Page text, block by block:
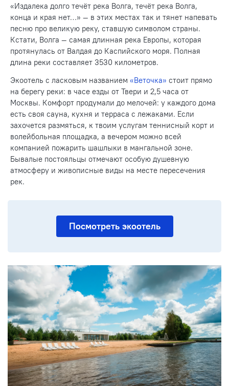
«Издалека долго течёт река Волга, течёт река Волга,
конца и края нет…» — в этих местах так и тянет напевать
песню про великую реку, ставшую символом страны.
Кстати, Волга — самая длинная река Европы, которая
протянулась от Валдая до Каспийского моря. Полная
длина реки составляет 3530 километров.
Экоотель с ласковым названием «Веточка» стоит прямо
на берегу реки: в часе езды от Твери и 2,5 часа от
Москвы. Комфорт продумали до мелочей: у каждого дома
есть своя сауна, кухня и терраса с лежаками. Если
захочется размяться, к твоим услугам теннисный корт и
волейбольная площадка, а вечером можно всей
компанией пожарить шашлыки в мангальной зоне.
Бывалые постояльцы отмечают особую душевную
атмосферу и живописные виды на месте пересечения
рек.
Посмотреть экоотель